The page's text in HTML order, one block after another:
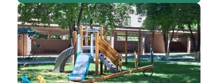
дошкольных учреждений, а также культурно-
спортивных объектов города.